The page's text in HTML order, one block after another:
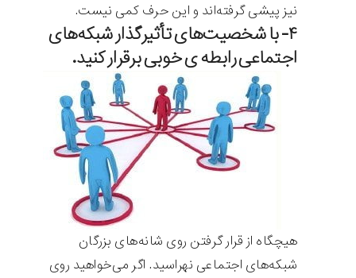
نیز پیشی گرفته‌اند و این حرف کمی نیست.
۴- با شخصیت‌های تأثیرگذار شبکه‌های
اجتماعی رابطه ی خوبی برقرار کنید.
هیچگاه از قرار گرفتن روی شانه‌های بزرگان
شبکه‌های اجتماعی نهراسید. اگر می‌خواهید روی